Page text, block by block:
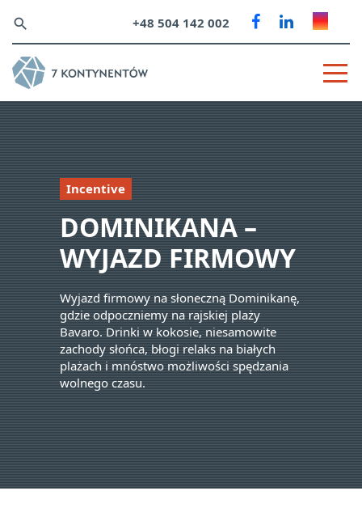
search +48 504 142 002
Incentive
DOMINIKANA –
WYJAZD FIRMOWY
Wyjazd firmowy na słoneczną Dominikanę,
gdzie odpoczniemy na rajskiej plaży
Bavaro. Drinki w kokosie, niesamowite
zachody słońca, błogi relaks na białych
plażach i mnóstwo możliwości spędzania
wolnego czasu.